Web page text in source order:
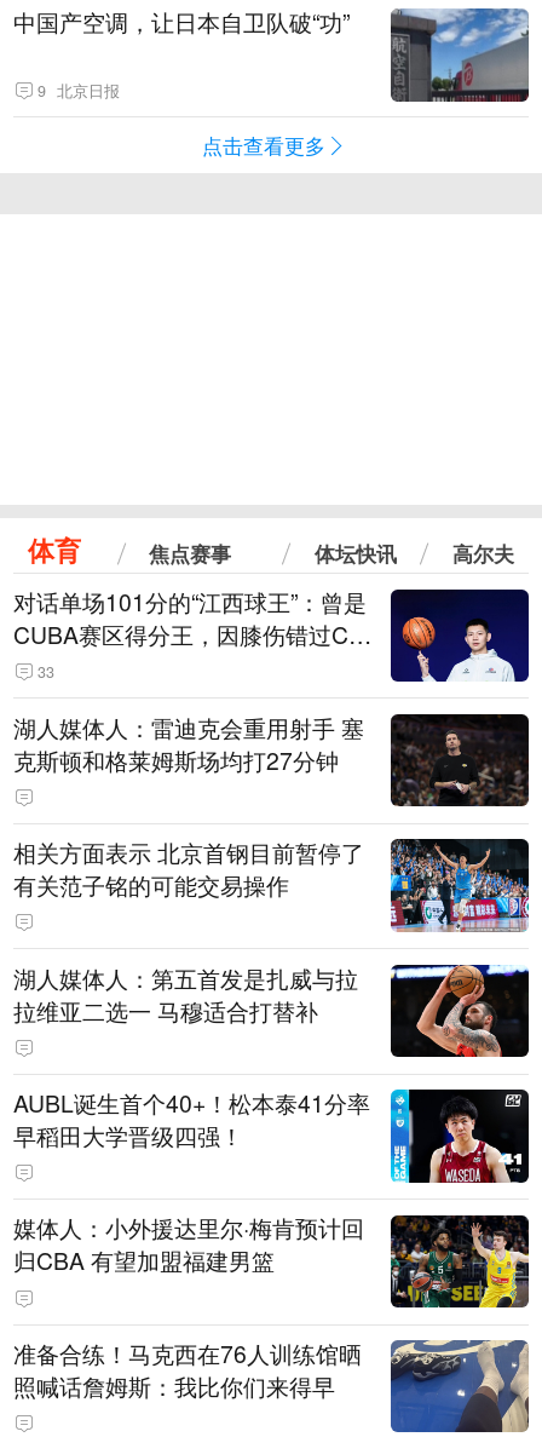
中国产空调，让日本自卫队破“功”
9 北京日报
点击查看更多
体育 焦点赛事 体坛快讯 高尔夫
对话单场101分的“江西球王”：曾是
CUBA赛区得分王，因膝伤错过CB
A选秀
33
湖人媒体人：雷迪克会重用射手 塞
克斯顿和格莱姆斯场均打27分钟
相关方面表示 北京首钢目前暂停了
有关范子铭的可能交易操作
湖人媒体人：第五首发是扎威与拉
拉维亚二选一 马穆适合打替补
AUBL诞生首个40+！松本泰41分率
早稻田大学晋级四强！
媒体人：小外援达里尔·梅肯预计回
归CBA 有望加盟福建男篮
准备合练！马克西在76人训练馆晒
照喊话詹姆斯：我比你们来得早